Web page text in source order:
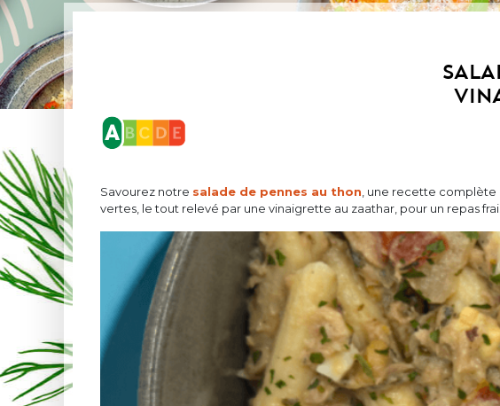
Savourez notre salade de pennes au thon , une recette
vertes, le tout relevé par une vinaigrette au zaathar, pour un repas